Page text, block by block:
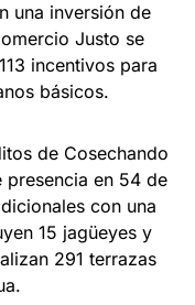
una inversión de
Justo se
incentivos para
básicos.
de Cosechando
presencia en 54 de
con una
15 jagüeyes y
291 terrazas